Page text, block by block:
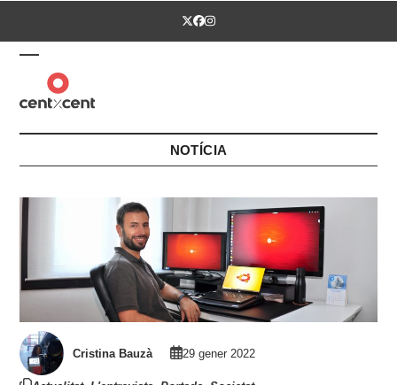
Twitter
Facebook
Instagram
Open
mobile
menu
Close
mobile
menu
NOTÍCIA
Cristina Bauzà 29 gener 2022